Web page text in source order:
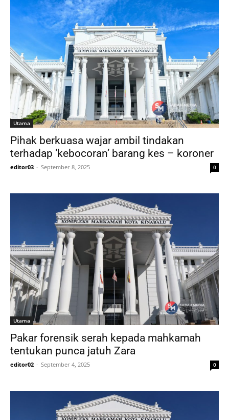
Utama
Pihak berkuasa wajar ambil tindakan
terhadap ‘kebocoran’ barang kes – koroner
editor03 - September 8, 2025 0
Utama
Pakar forensik serah kepada mahkamah
tentukan punca jatuh Zara
editor02 - September 4, 2025 0